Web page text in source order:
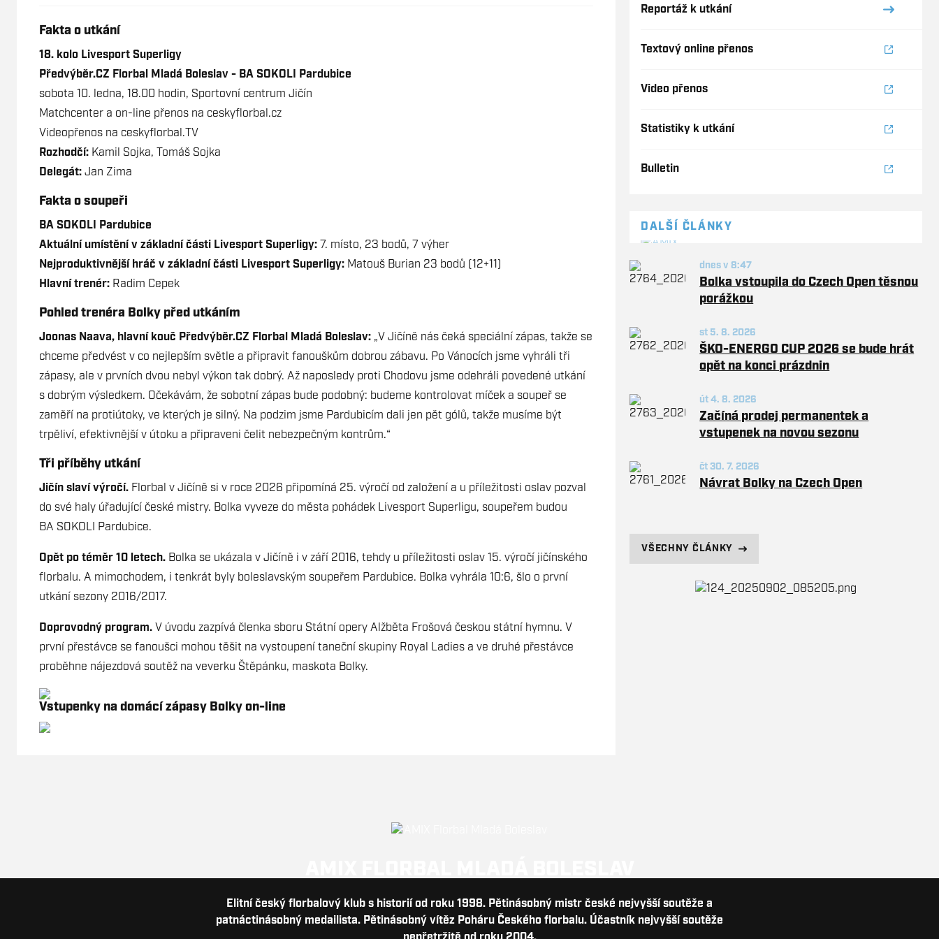
Reportáž k utkání
Textový online přenos
Video přenos
Statistiky k utkání
Bulletin
DALŠÍ ČLÁNKY
dnes v 8:47
Bolka vstoupila do Czech Open těsnou
porážkou
st 5. 8. 2026
ŠKO-ENERGO CUP 2026 se bude hrát
opět na konci prázdnin
út 4. 8. 2026
Začíná prodej permanentek a
vstupenek na novou sezonu
čt 30. 7. 2026
Návrat Bolky na Czech Open
VŠECHNY ČLÁNKY
Fakta o utkání
18. kolo Livesport Superligy
Předvýběr.CZ Florbal Mladá Boleslav - BA SOKOLI Pardubice
sobota 10. ledna, 18.00 hodin, Sportovní centrum Jičín
Matchcenter a on-line přenos na ceskyflorbal.cz
Videopřenos na ceskyflorbal.TV
Rozhodčí: Kamil Sojka, Tomáš Sojka
Delegát: Jan Zima
Fakta o soupeři
BA SOKOLI Pardubice
Aktuální umístění v základní části Livesport Superligy: 7. místo, 23 bodů, 7 výher
Nejproduktivnější hráč v základní části Livesport Superligy: Matouš Burian 23 bodů (12+11)
Hlavní trenér: Radim Cepek
Pohled trenéra Bolky před utkáním
Joonas Naava, hlavní kouč Předvýběr.CZ Florbal Mladá Boleslav: „V Jičíně nás čeká speciální zápas, takže se
chceme předvést v co nejlepším světle a připravit fanouškům dobrou zábavu. Po Vánocích jsme vyhráli tři
zápasy, ale v prvních dvou nebyl výkon tak dobrý. Až naposledy proti Chodovu jsme odehráli povedené utkání
s dobrým výsledkem. Očekávám, že sobotní zápas bude podobný: budeme kontrolovat míček a soupeř se
zaměří na protiútoky, ve kterých je silný. Na podzim jsme Pardubicím dali jen pět gólů, takže musíme být
trpěliví, efektivnější v útoku a připraveni čelit nebezpečným kontrům.“
Tři příběhy utkání
Jičín slaví výročí. Florbal v Jičíně si v roce 2026 připomíná 25. výročí od založení a u příležitosti oslav pozval
do své haly úřadující české mistry. Bolka vyveze do města pohádek Livesport Superligu, soupeřem budou
BA SOKOLI Pardubice.
Opět po téměr 10 letech. Bolka se ukázala v Jičíně i v září 2016, tehdy u příležitosti oslav 15. výročí jičínského
florbalu. A mimochodem, i tenkrát byly boleslavským soupeřem Pardubice. Bolka vyhrála 10:6, šlo o první
utkání sezony 2016/2017.
Doprovodný program. V úvodu zazpívá členka sboru Státní opery Alžběta Frošová českou státní hymnu. V
první přestávce se fanoušci mohou těšit na vystoupení taneční skupiny Royal Ladies a ve druhé přestávce
proběhne nájezdová soutěž na veverku Štěpánku, maskota Bolky.
Vstupenky na domácí zápasy Bolky on-line
Elitní český florbalový klub s historií od roku 1998. Pětinásobný mistr české nejvyšší soutěže a
patnáctinásobný medailista. Pětinásobný vítěz Poháru Českého florbalu. Účastník nejvyšší soutěže